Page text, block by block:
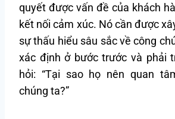
quyết được vấn đề của khách
kết nối cảm xúc. Nó cần được
sự thấu hiểu sâu sắc về công
xác định ở bước trước và phải
hỏi: “Tại sao họ nên quan
chúng ta?”